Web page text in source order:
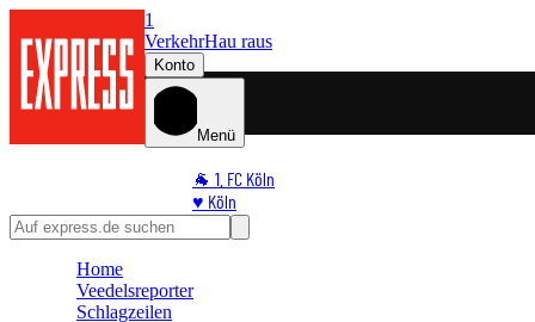
1
VerkehrHau raus
Konto
Menü
🐐 1. FC Köln
♥️ Köln
⭐ Promi
🛒 Shoppingwelt
Home
Veedelsreporter
Schlagzeilen